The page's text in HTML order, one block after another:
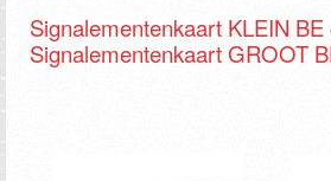
Signalementenkaart KLEIN BE
Signalementenkaart GROOT